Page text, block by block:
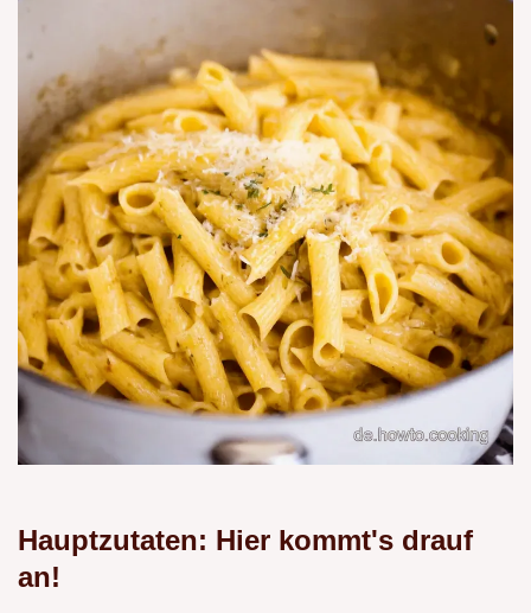
Hauptzutaten: Hier kommt's drauf
an!